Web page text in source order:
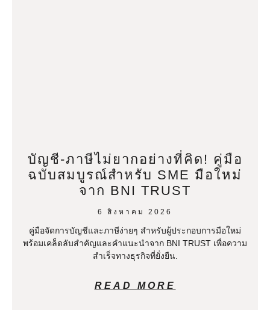
บัญชี-ภาษีไม่ยากอย่างที่คิด! คู่มือ
ฉบับสมบูรณ์สำหรับ SME มือใหม่
จาก BNI TRUST
6 สิงหาคม 2026
คู่มือจัดการบัญชีและภาษีง่ายๆ สำหรับผู้ประกอบการมือใหม่
พร้อมเคล็ดลับสำคัญและคำแนะนำจาก BNI TRUST เพื่อความ
สำเร็จทางธุรกิจที่ยั่งยืน.
READ MORE